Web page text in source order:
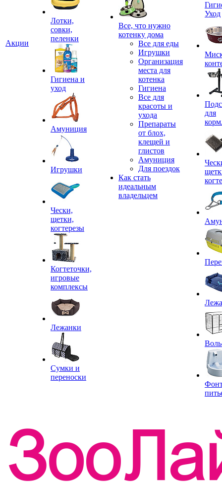
Акции
Лотки,
совки,
пеленки
Гигиена и
уход
Амуниция
Игрушки
Чески,
щетки,
когтерезы
Когтеточки,
игровые
комплексы
Лежанки
Сумки и
переноски
Все, что нужно
котенку дома
Все для еды
Игрушки
Организация
места для
котенка
Гигиена
Все для
красоты и
ухода
Препараты
от блох,
клещей и
глистов
Амуниция
Для поездок
Как стать
идеальным
владельцем
Уход
для